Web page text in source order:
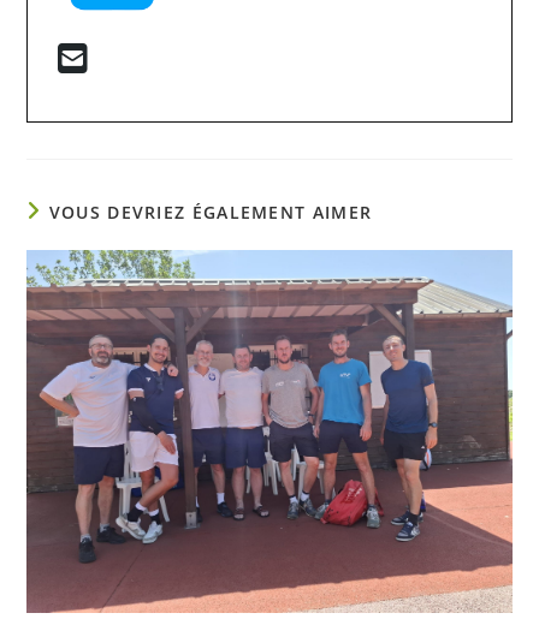
VOUS DEVRIEZ ÉGALEMENT AIMER